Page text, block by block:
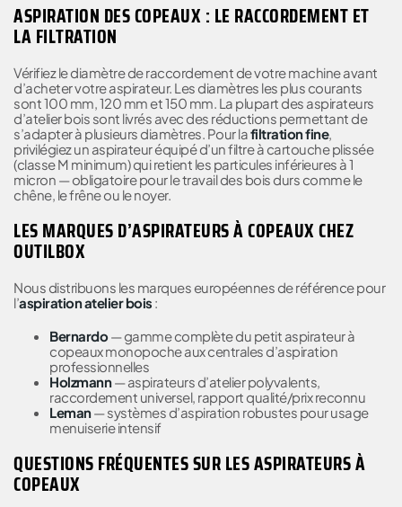
ASPIRATION DES COPEAUX : LE RACCORDEMENT ET
LA FILTRATION
Vérifiez le diamètre de raccordement de votre machine avant
d’acheter votre aspirateur. Les diamètres les plus courants
sont 100 mm, 120 mm et 150 mm. La plupart des aspirateurs
d’atelier bois sont livrés avec des réductions permettant de
s’adapter à plusieurs diamètres. Pour lafiltration fine,
privilégiez un aspirateur équipé d’un filtre à cartouche plissée
(classe M minimum) qui retient les particules inférieures à 1
micron — obligatoire pour le travail des bois durs comme le
chêne, le frêne ou le noyer.
LES MARQUES D’ASPIRATEURS À COPEAUX CHEZ
OUTILBOX
Nous distribuons les marques européennes de référence pour
l’aspiration atelier bois :
Bernardo— gamme complète du petit aspirateur à
copeaux monopoche aux centrales d’aspiration
professionnelles
Holzmann— aspirateurs d’atelier polyvalents,
raccordement universel, rapport qualité/prix reconnu
Leman— systèmes d’aspiration robustes pour usage
menuiserie intensif
QUESTIONS FRÉQUENTES SUR LES ASPIRATEURS À
COPEAUX